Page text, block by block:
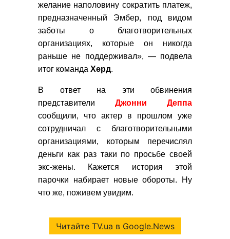
желание наполовину сократить платеж,
предназначенный Эмбер, под видом
заботы о благотворительных
организациях, которые он никогда
раньше не поддерживал», — подвела
итог команда Херд.
В ответ на эти обвинения
представители Джонни Деппа
сообщили, что актер в прошлом уже
сотрудничал с благотворительными
организациями, которым перечислял
деньги как раз таки по просьбе своей
экс-жены. Кажется история этой
парочки набирает новые обороты. Ну
что же, поживем увидим.
Читайте TV.ua в Google.News